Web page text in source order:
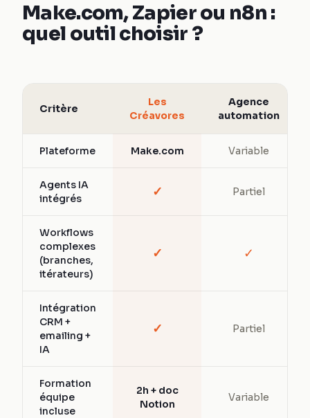
Make.com, Zapier ou n8n :
quel outil choisir ?
Critère
Les
Créavores
Agence
automation
Plateforme Make.com Variable
Agents IA
intégrés
✓ Partiel
Workflows
complexes
(branches,
itérateurs)
✓ ✓
Intégration
CRM +
emailing +
IA
✓ Partiel
Formation
équipe
incluse
2h + doc
Notion
Variable